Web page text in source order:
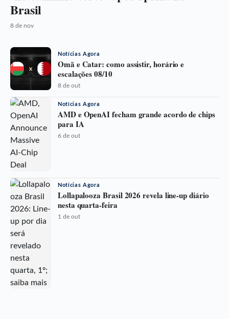
Brasil
8 de nov
Notícias Agora
Omã e Catar: como assistir, horário e
escalações 08/10
8 de out
Notícias Agora
AMD e OpenAI fecham grande acordo de chips
para IA
6 de out
Notícias Agora
Lollapalooza Brasil 2026 revela line-up diário
nesta quarta-feira
1 de out